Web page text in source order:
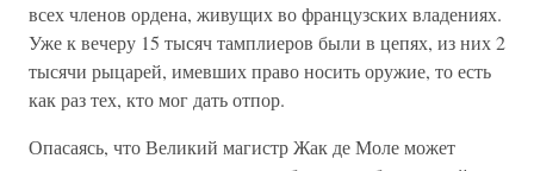
всех членов ордена, живущих во французских владениях.
Уже к вечеру 15 тысяч тамплиеров были в цепях, из них 2
тысячи рыцарей, имевших право носить оружие, то есть
как раз тех, кто мог дать отпор.
Опасаясь, что Великий магистр Жак де Моле может